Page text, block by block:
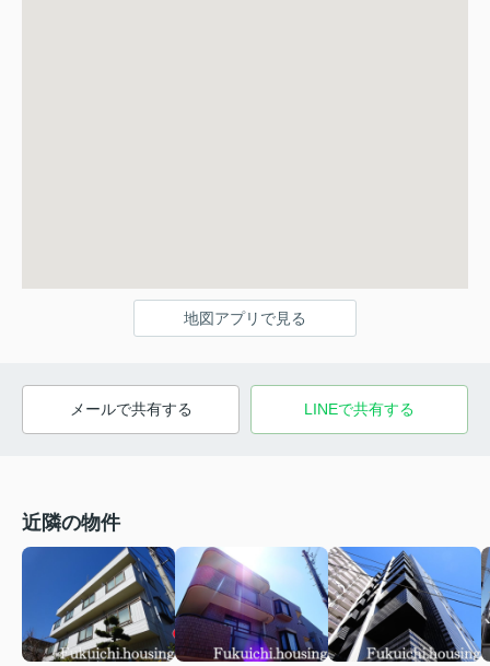
地図アプリで見る
メールで共有する LINEで共有する
近隣の物件